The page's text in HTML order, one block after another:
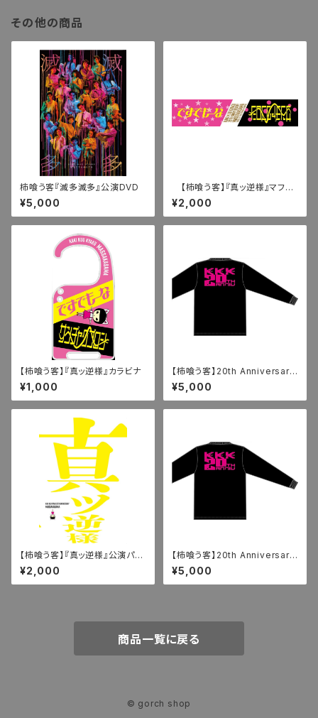
その他の商品
柿喰う客『滅多滅多』公演DVD
¥5,000
【柿喰う客】『真ッ逆様』マフラ
ータオル
¥2,000
【柿喰う客】『真ッ逆様』カラビナ
¥1,000
【柿喰う客】20th Anniversary
ロングTシャツ（M）
¥5,000
【柿喰う客】『真ッ逆様』公演パン
フレット
¥2,000
【柿喰う客】20th Anniversary
ロングTシャツ（XL）
¥5,000
商品一覧に戻る
© gorch shop